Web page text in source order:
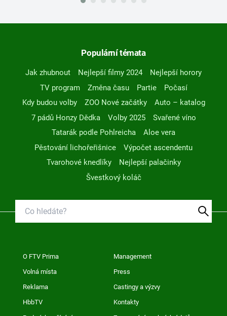
Populární témata
Jak zhubnout Nejlepší filmy 2024
Nejlepší horory
TV program
Změna času Partie
Počasí
Kdy budou volby
ZOO Nové začátky
Auto – katalog
7 pádů Honzy Dědka
Volby 2025
Svařené víno
Tatarák podle Pohlreicha
Aloe vera
Pěstování lichořeřišnice
Výpočet ascendentu
Tvarohové knedlíky
Nejlepší palačinky
Švestkový koláč
O FTV Prima Management
Volná místa Press
Reklama Castingy a výzvy
HbbTV Kontakty